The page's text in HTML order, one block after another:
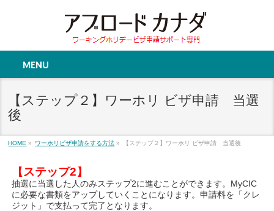
MENU
【ステップ２】ワーホリ ビザ申請 当選
後
HOME » ワーホリビザ申請をする方法 » 【ステップ２】ワーホリ ビザ申請 当選後
【ステップ2】
抽選に当選した人のみステップ2に進むことができます。MyCIC
に必要な書類をアップしていくことになります。申請料を「クレ
ジット」で支払って完了となります。